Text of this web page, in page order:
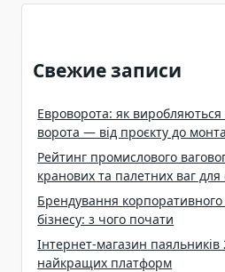
Свежие записи
Евроворота: як виробляються
ворота — від проєкту до
Рейтинг промислового
кранових та палетних ваг для
Брендування корпоративного
бізнесу: з чого почати
Інтернет-магазин паяльників
найкращих платформ